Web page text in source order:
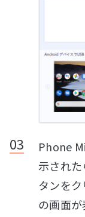
Phone
示され
タンを
の画面が